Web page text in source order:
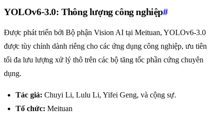
YOLOv6-3.0: Thông lượng công nghiệp#
Được phát triển bởi Bộ phận Vision AI tại Meituan, YOLOv6-3.0
được tùy chỉnh dành riêng cho các ứng dụng công nghiệp, ưu tiên
tối đa lưu lượng xử lý thô trên các bộ tăng tốc phần cứng chuyên
dụng.
Tác giả: Chuyi Li, Lulu Li, Yifei Geng, và cộng sự.
Tổ chức: Meituan